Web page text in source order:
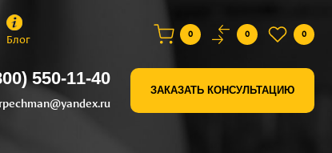
Блог 0 0 0
550-11-40
ЗАКАЗАТЬ КОНСУЛЬТАЦИЮ